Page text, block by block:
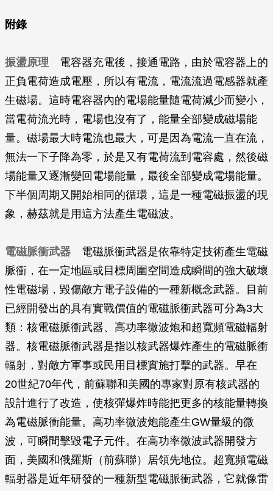
附錄
振盪原理 電容器充電後，接通電路，由於電容器上的
正負電荷造成電壓，所以有電流，電流流過電感器就產
生磁場。這時電容器內的電場能量隨電荷減少而變小，
當電荷流光時，電場也沒有了，能量全部變成磁場能
量。磁場最大時電流也最大，可是因為電流一直在流，
無法一下子降為零，於是又有電荷流到電容處，然後磁
場能量又逐漸變回電場能量，最後全部變成電場能量。
下半個周期又開始相同的循環，這是一種電磁振盪的現
象，赫茲就是用這方法產生電磁波。
電磁脈衝武器 電磁脈衝武器是依靠特定技術產生電磁
脈衝，在一定地區或目標周圍空間造成瞬間的強大破壞
性電磁場，毀傷敵方電子設備的一種新概念武器。目前
已經開發出的具有實戰價值的電磁脈衝武器可分為3大
類：核電磁脈衝武器、高功率微波炮和超寬頻電磁輻射
器。核電磁脈衝武器是指以核武器爆炸產生的電磁脈衝
輻射，對敵方軍事或民用目標實施打擊的武器。早在
20世紀70年代，前蘇聯和美國的專家對原有核武器的
設計進行了改造，使核彈爆炸時能把更多的核能量轉換
為電磁脈衝能量。高功率微波炮能產生GW量級的微
波，可瞬間擊毀電子元件。在高功率微波武器開發方
面，美國和俄羅斯（前蘇聯）居領先地位。超寬頻電磁
輻射器是近年研發的一種新型電磁脈衝武器，它就像雷